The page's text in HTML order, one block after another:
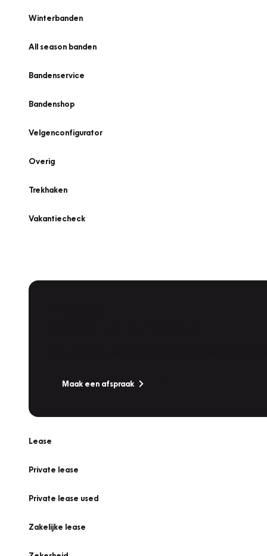
Winterbanden
All season banden
Bandenservice
Bandenshop
Velgenconfigurator
Overig
Trekhaken
Vakantiecheck
Maak een afspraak
Lease
Private lease
Private lease used
Zakelijke lease